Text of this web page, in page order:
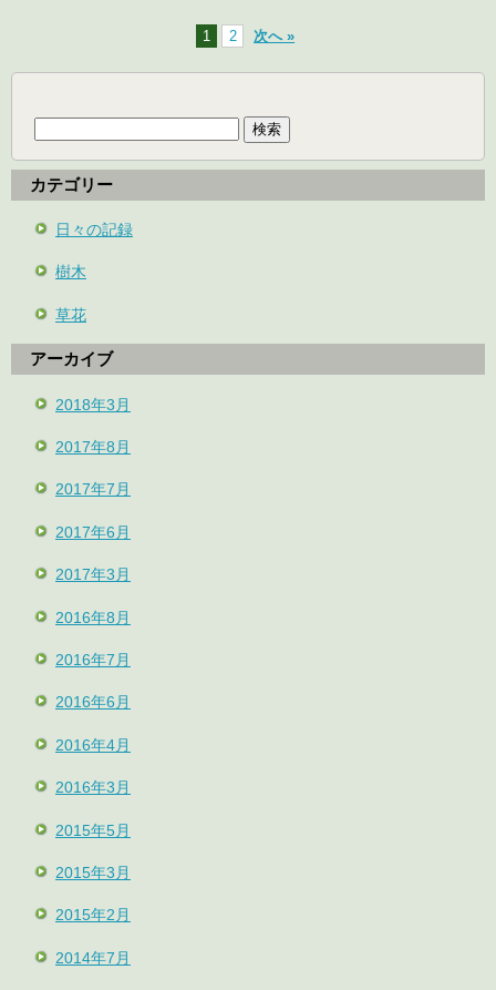
1 2 次へ »
カテゴリー
日々の記録
樹木
草花
アーカイブ
2018年3月
2017年8月
2017年7月
2017年6月
2017年3月
2016年8月
2016年7月
2016年6月
2016年4月
2016年3月
2015年5月
2015年3月
2015年2月
2014年7月